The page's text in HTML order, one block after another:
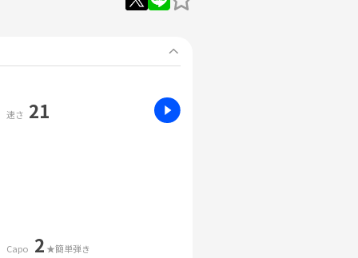
速さ 21
Capo 2 ★簡単弾き